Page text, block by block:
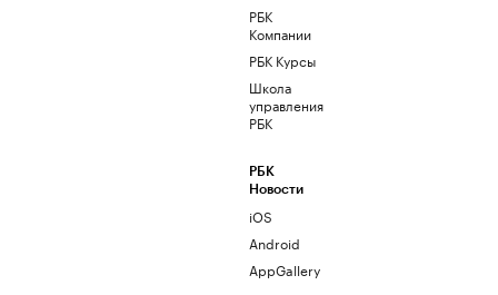
РБК
Компании
РБК Курсы
Школа
управления
РБК
РБК
Новости
iOS
Android
AppGallery